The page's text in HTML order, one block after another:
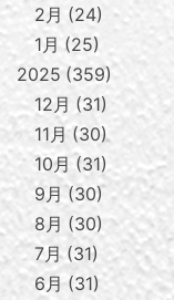
2月
24
1月
25
2025 359
12月
31
11月
30
10月
31
9月
30
8月
30
7月 31
6月 31